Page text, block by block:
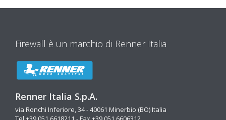
Firewall è un marchio di Renner Italia
Renner Italia S.p.A.
via Ronchi Inferiore, 34 - 40061 Minerbio (BO) Italia